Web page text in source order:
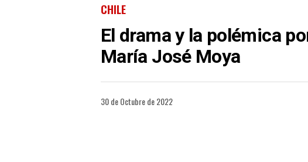
CHILE
El drama y la polémica
María José Moya
30 de Octubre de 2022